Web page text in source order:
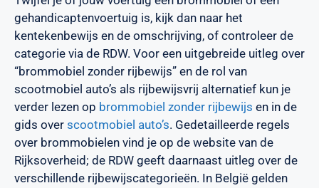
gehandicaptenvoertuig is, kijk dan naar het
kentekenbewijs en de omschrijving, of controleer de
categorie via de RDW. Voor een uitgebreide uitleg over
“brommobiel zonder rijbewijs” en de rol van
scootmobiel auto’s als rijbewijsvrij alternatief kun je
verder lezen op brommobiel zonder rijbewijs en in de
gids over scootmobiel auto’s. Gedetailleerde regels
over brommobielen vind je op de website van de
Rijksoverheid; de RDW geeft daarnaast uitleg over de
verschillende rijbewijscategorieën. In België gelden